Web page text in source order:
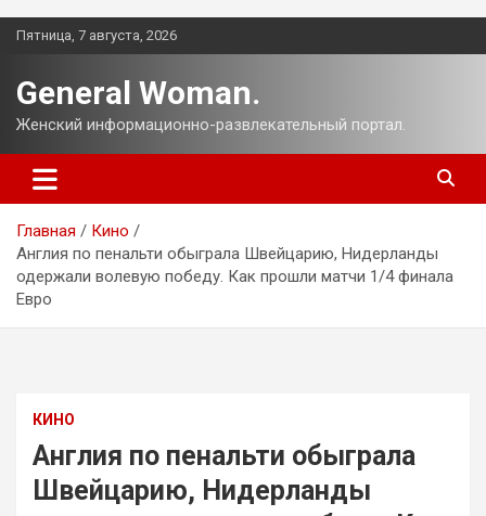
Перейти
Пятница, 7 августа, 2026
General Woman.
Женский информационно-развлекательный портал.
Главная
Кино
Англия по пенальти обыграла Швейцарию, Нидерланды
одержали волевую победу. Как прошли матчи 1/4 финала
Евро
КИНО
Англия по пенальти обыграла
Швейцарию, Нидерланды